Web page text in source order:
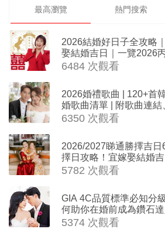
最高瀏覽 熱門搜索
2026結婚好日子全攻略
娶結婚吉日｜一覽2026
擇日結婚+避開沖煞生肖
6484 次觀看
2026婚禮歌曲 | 120+首
婚歌曲清單 | 附歌曲連結
6350 次觀看
2026/2027睇通勝擇吉
擇日攻略！宜嫁娶結婚
沖生肖一覽
5782 次觀看
GIA 4C品質標準必知分
何助你在婚前成為鑽石達
5374 次觀看